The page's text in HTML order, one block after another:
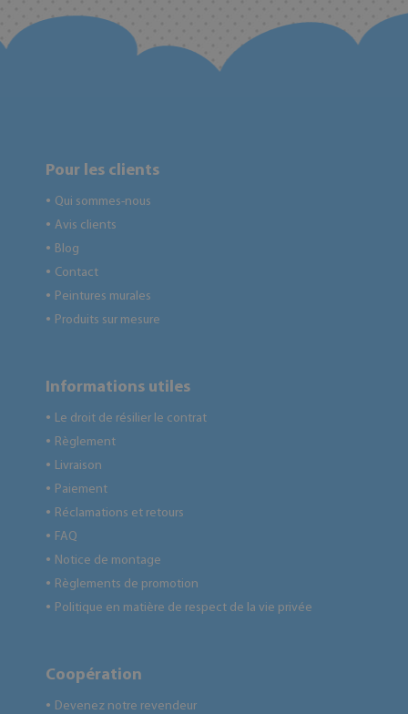
Pour les clients
● Qui sommes-nous
● Avis clients
● Blog
● Contact
● Peintures murales
● Produits sur mesure
Informations utiles
● Le droit de résilier le contrat
● Règlement
● Livraison
● Paiement
● Réclamations et retours
● FAQ
● Notice de montage
● Règlements de promotion
● Politique en matière de respect de la vie privée
Coopération
● Devenez notre revendeur